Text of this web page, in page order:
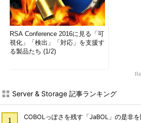
RSA Conference 2016に見る「可
視化」「検出」「対応」を支援す
る製品たち (1/2)
Server & Storage 記事ランキング
COBOLっぽさを残す「JaBOL」の是非